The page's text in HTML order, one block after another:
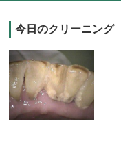
今日のクリーニング